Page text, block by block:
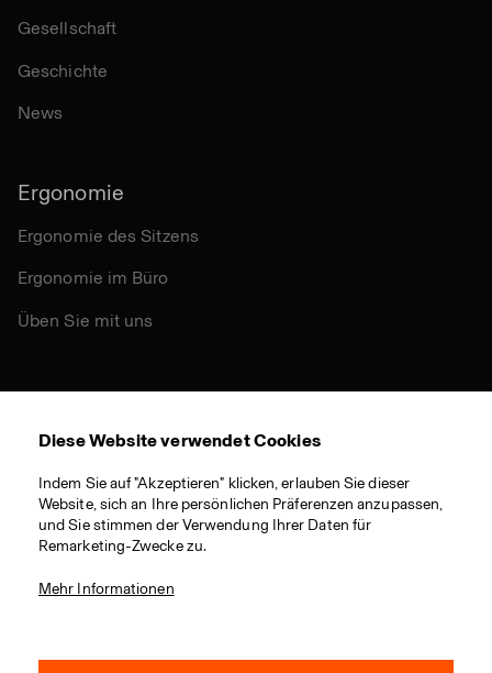
Gesellschaft
Geschichte
News
Ergonomie
Ergonomie des Sitzens
Ergonomie im Büro
Üben Sie mit uns
Andere
Nachhaltigkeit
Zertifikate
Materialien
Diese Website verwendet Cookies
Indem Sie auf "Akzeptieren" klicken, erlauben Sie dieser
Website, sich an Ihre persönlichen Präferenzen anzupassen,
und Sie stimmen der Verwendung Ihrer Daten für
Remarketing-Zwecke zu.
Mehr Informationen